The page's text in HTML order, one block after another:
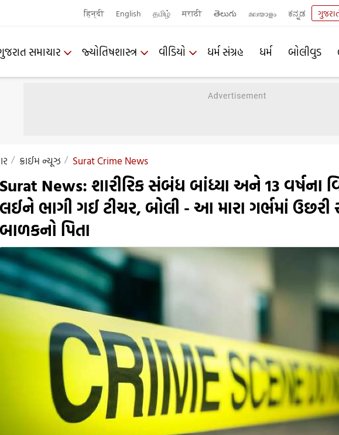
हिन्दी English தமிழ் मराठी తెలుగు മലയാളം ಕನ್ನಡ
સમાચાર જ્યોતિષશાસ્ત્ર વીડિયો ધર્મ સંગ્રહ ધર્મ બોલીવુડ
ક્રાઈમ ન્યૂઝ Surat Crime News
Surat News: શારીરિક સંબંધ બાંધ્યા અને 13 વર્ષના
લઈને ભાગી ગઈ ટીચર, બોલી - આ મારા ગર્ભમાં ઉછરી
બાળકનો પિતા